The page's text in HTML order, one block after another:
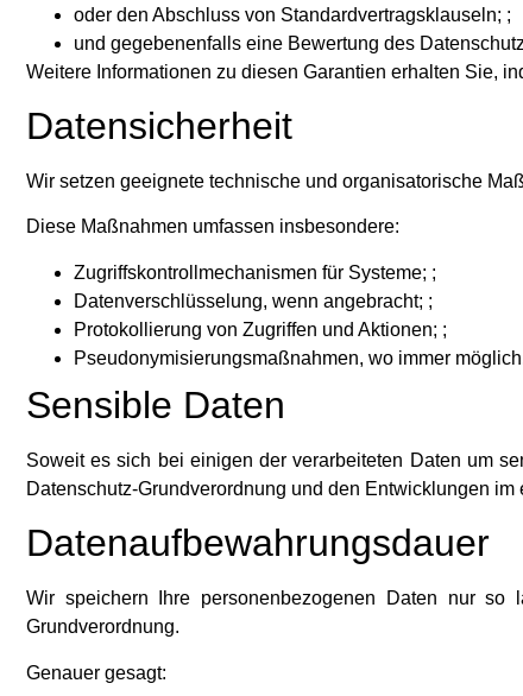
oder den Abschluss von Standardvertragsklauseln; ;
und gegebenenfalls eine Bewertung des
Weitere Informationen zu diesen Garantien erhalten Sie,
Datensicherheit
Wir setzen geeignete technische und organisatorische
Diese Maßnahmen umfassen insbesondere:
Zugriffskontrollmechanismen für Systeme; ;
Datenverschlüsselung, wenn angebracht; ;
Protokollierung von Zugriffen und Aktionen; ;
Pseudonymisierungsmaßnahmen, wo immer
Sensible Daten
Soweit es sich bei einigen der verarbeiteten Daten um
Datenschutz-Grundverordnung und den Entwicklungen
Datenaufbewahrungsdauer
Wir speichern Ihre personenbezogenen Daten nur
Grundverordnung.
Genauer gesagt: